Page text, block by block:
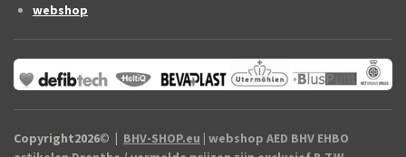
webshop
Copyright2026© | BHV-SHOP.eu | webshop AED BHV EHBO